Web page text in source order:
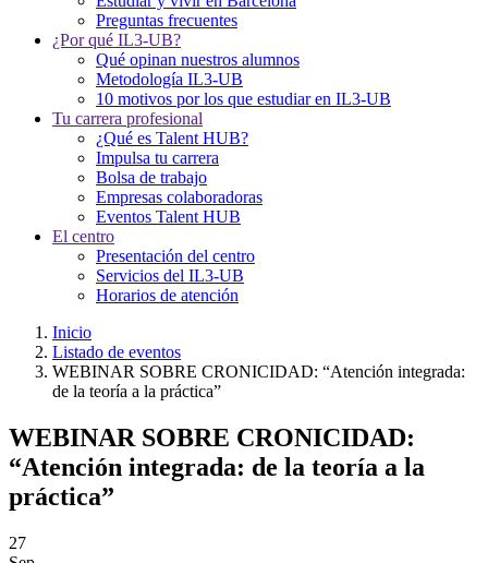
Preguntas frecuentes
¿Por qué IL3-UB?
Qué opinan nuestros alumnos
Metodología IL3-UB
10 motivos por los que estudiar en IL3-UB
Tu carrera profesional
¿Qué es Talent HUB?
Impulsa tu carrera
Bolsa de trabajo
Empresas colaboradoras
Eventos Talent HUB
El centro
Presentación del centro
Servicios del IL3-UB
Horarios de atención
Inicio
Listado de eventos
WEBINAR SOBRE CRONICIDAD: “Atención integrada:
de la teoría a la práctica”
WEBINAR SOBRE CRONICIDAD:
“Atención integrada: de la teoría a la
práctica”
27